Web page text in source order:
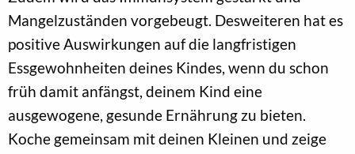
Mangelzuständen vorgebeugt. Desweiteren hat es
positive Auswirkungen auf die langfristigen
Essgewohnheiten deines Kindes, wenn du schon
früh damit anfängst, deinem Kind eine
ausgewogene, gesunde Ernährung zu bieten.
Koche gemeinsam mit deinen Kleinen und zeige